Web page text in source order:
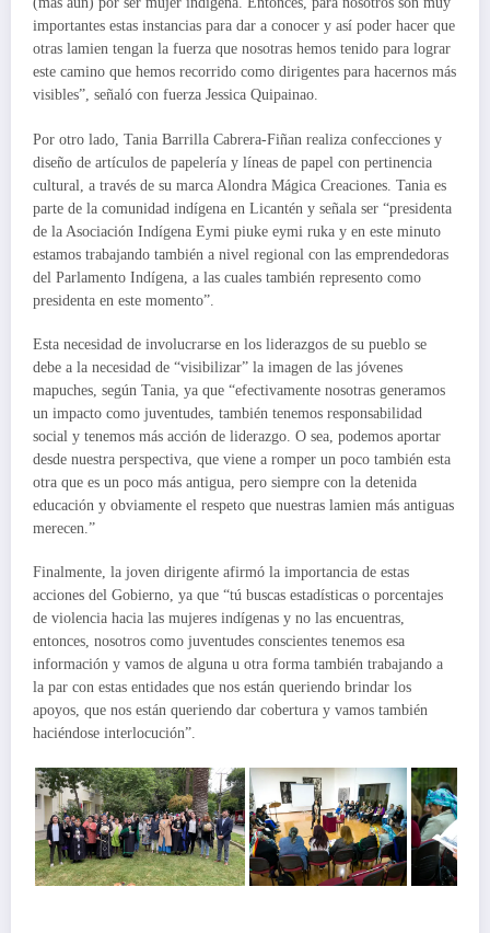
importantes estas instancias para dar a conocer y así poder hacer que
otras lamien tengan la fuerza que nosotras hemos tenido para lograr
este camino que hemos recorrido como dirigentes para hacernos más
visibles”, señaló con fuerza Jessica Quipainao.
Por otro lado, Tania Barrilla Cabrera-Fiñan realiza confecciones y
diseño de artículos de papelería y líneas de papel con pertinencia
cultural, a través de su marca Alondra Mágica Creaciones. Tania es
parte de la comunidad indígena en Licantén y señala ser “presidenta
de la Asociación Indígena Eymi piuke eymi ruka y en este minuto
estamos trabajando también a nivel regional con las emprendedoras
del Parlamento Indígena, a las cuales también represento como
presidenta en este momento”.
Esta necesidad de involucrarse en los liderazgos de su pueblo se
debe a la necesidad de “visibilizar” la imagen de las jóvenes
mapuches, según Tania, ya que “efectivamente nosotras generamos
un impacto como juventudes, también tenemos responsabilidad
social y tenemos más acción de liderazgo. O sea, podemos aportar
desde nuestra perspectiva, que viene a romper un poco también esta
otra que es un poco más antigua, pero siempre con la detenida
educación y obviamente el respeto que nuestras lamien más antiguas
merecen.”
Finalmente, la joven dirigente afirmó la importancia de estas
acciones del Gobierno, ya que “tú buscas estadísticas o porcentajes
de violencia hacia las mujeres indígenas y no las encuentras,
entonces, nosotros como juventudes conscientes tenemos esa
información y vamos de alguna u otra forma también trabajando a
la par con estas entidades que nos están queriendo brindar los
apoyos, que nos están queriendo dar cobertura y vamos también
haciéndose interlocución”.